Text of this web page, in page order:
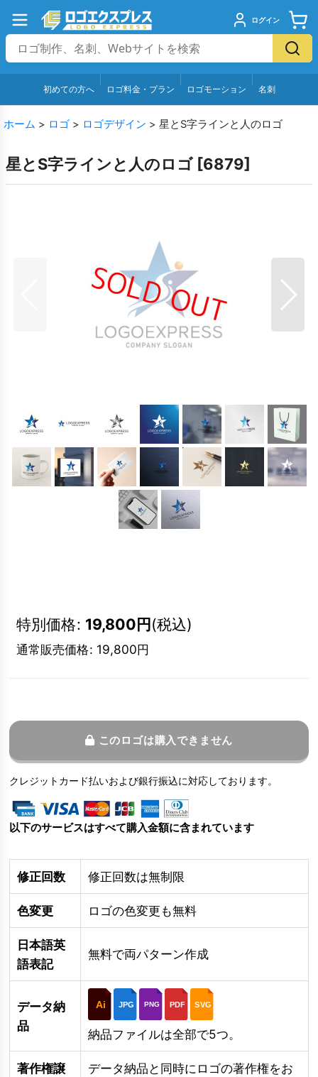
ログイン
初めての方へ ロゴ料金・プラン ロゴモーション 名刺
ホーム > ロゴ > ロゴデザイン > 星とS字ラインと人のロゴ
星とS字ラインと人のロゴ [6879]
特別価格: 19,800円(税込)
通常販売価格: 19,800円
このロゴは購入できません
クレジットカード払いおよび銀行振込に対応しております。
以下のサービスはすべて購入金額に含まれています
修正回数 修正回数は無制限
色変更 ロゴの色変更も無料
日本語英
語表記
無料で両パターン作成
データ納
品
Ai JPG PNG PDF SVG
納品ファイルは全部で5つ。
著作権譲
データ納品と同時にロゴの著作権をお